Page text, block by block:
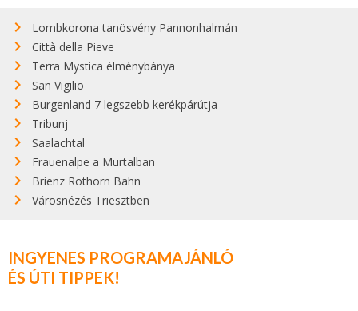
Lombkorona tanösvény Pannonhalmán
Città della Pieve
Terra Mystica élménybánya
San Vigilio
Burgenland 7 legszebb kerékpárútja
Tribunj
Saalachtal
Frauenalpe a Murtalban
Brienz Rothorn Bahn
Városnézés Triesztben
INGYENES PROGRAMAJÁNLÓ
ÉS ÚTI TIPPEK!